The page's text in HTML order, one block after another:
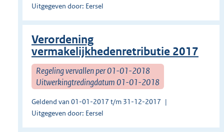
Uitgegeven door: Eersel
Verordening
vermakelijkhedenretributie 2017
Regeling vervallen per 01-01-2018
Uitwerkingtredingdatum 01-01-2018
Geldend van 01-01-2017 t/m 31-12-2017
Uitgegeven door: Eersel